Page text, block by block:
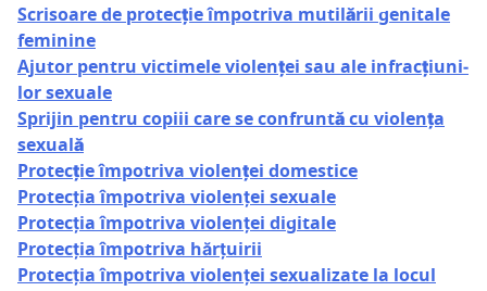
Scri­soa­re de pro­tec­ție împo­tri­va muti­lă­rii geni­ta­le
feminine
Aju­tor pen­tru vic­ti­me­le vio­len­ței sau ale infrac­țiu­ni­
lor sexuale
Spri­jin pen­tru copi­ii care se con­frun­tă cu vio­len­ța
sexuală
Pro­tec­ție împo­tri­va vio­len­ței domestice
Pro­tec­ția împo­tri­va vio­len­ței sexuale
Pro­tec­ția împo­tri­va vio­len­ței digitale
Pro­tec­ția împo­tri­va hărțuirii
Pro­tec­ția împo­tri­va vio­len­ței sexu­a­li­za­te la locul